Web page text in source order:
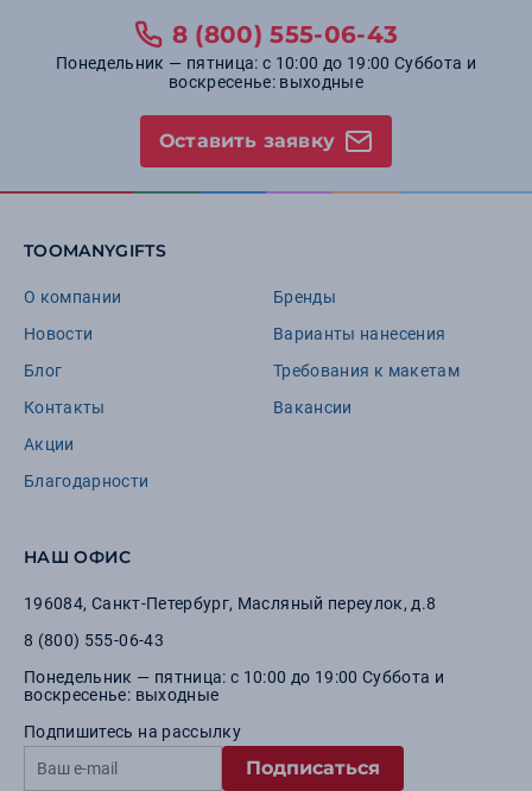
8 (800) 555-06-43
Понедельник — пятница: с 10:00 до 19:00 Суббота и
воскресенье: выходные
Оставить заявку
TOOMANYGIFTS
О компании
Новости
Блог
Контакты
Акции
Благодарности
Бренды
Варианты нанесения
Требования к макетам
Вакансии
НАШ ОФИС
196084, Санкт-Петербург, Масляный переулок, д.8
8 (800) 555-06-43
Понедельник — пятница: с 10:00 до 19:00 Суббота и
воскресенье: выходные
Подпишитесь на рассылку
Подписаться